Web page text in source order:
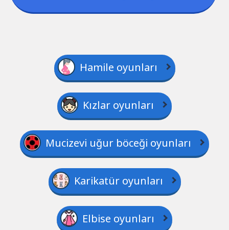
Hamile oyunları
Kızlar oyunları
Mucizevi uğur böceği oyunları
Karikatür oyunları
Elbise oyunları